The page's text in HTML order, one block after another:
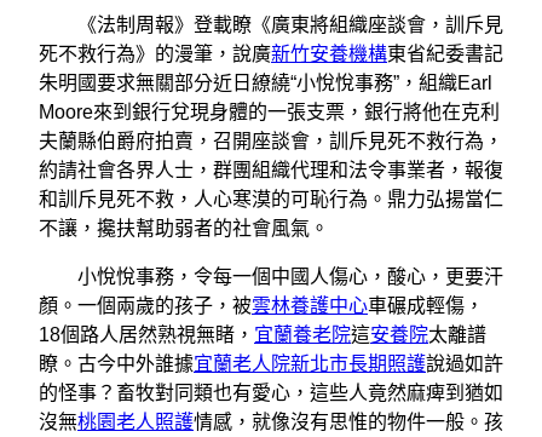
《法制周報》登載瞭《廣東將組織座談會，訓斥見
死不救行為》的漫筆，說廣新竹安養機構東省紀委書記
朱明國要求無關部分近日繚繞“小悅悅事務”，組織Earl
Moore來到銀行兌現身體的一張支票，銀行將他在克利
夫蘭縣伯爵府拍賣，召開座談會，訓斥見死不救行為，
約請社會各界人士，群團組織代理和法令事業者，報復
和訓斥見死不救，人心寒漠的可恥行為。鼎力弘揚當仁
不讓，攙扶幫助弱者的社會風氣。
小悅悅事務，令每一個中國人傷心，酸心，更要汗
顏。一個兩歲的孩子，被雲林養護中心車碾成輕傷，
18個路人居然熟視無睹， 宜蘭養老院這安養院太離譜
瞭。古今中外誰據宜蘭老人院新北市長期照護說過如許
的怪事？畜牧對同類也有愛心，這些人竟然麻痺到猶如
沒無桃園老人照護情感，就像沒有思惟的物件一般。孩